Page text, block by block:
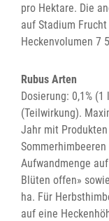
pro Hektare. Die
auf Stadium
Heckenvolumen 7
Rubus Arten
Dosierung: 0,1%
(Teilwirkung).
Jahr mit
Aufwandmenge
Blüten offen»
ha. Für
auf eine